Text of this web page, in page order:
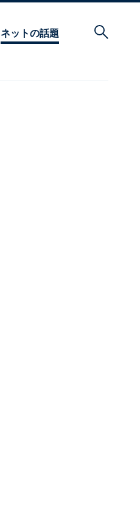
ネットの話題